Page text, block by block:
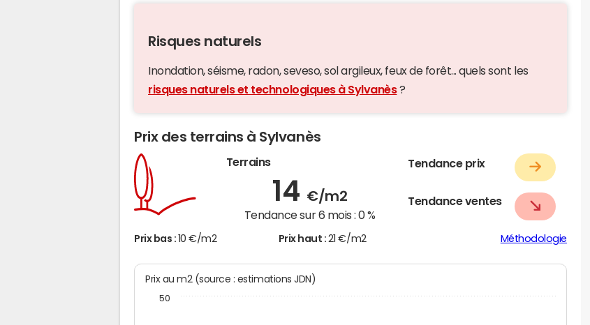
Risques naturels
Inondation, séisme, radon, seveso, sol argileux, feux de forêt... quels sont les
risques naturels et technologiques à Sylvanès?
Prix des terrains à Sylvanès
Terrains
14 €/m2
Tendance sur 6 mois :0 %
Tendance prix
Tendance ventes
Prix bas : 10 €/m2 Prix haut : 21 €/m2 Méthodologie
Prix au m2 (source : estimations JDN)
50